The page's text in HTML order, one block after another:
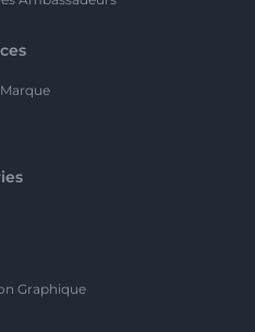
Graphique